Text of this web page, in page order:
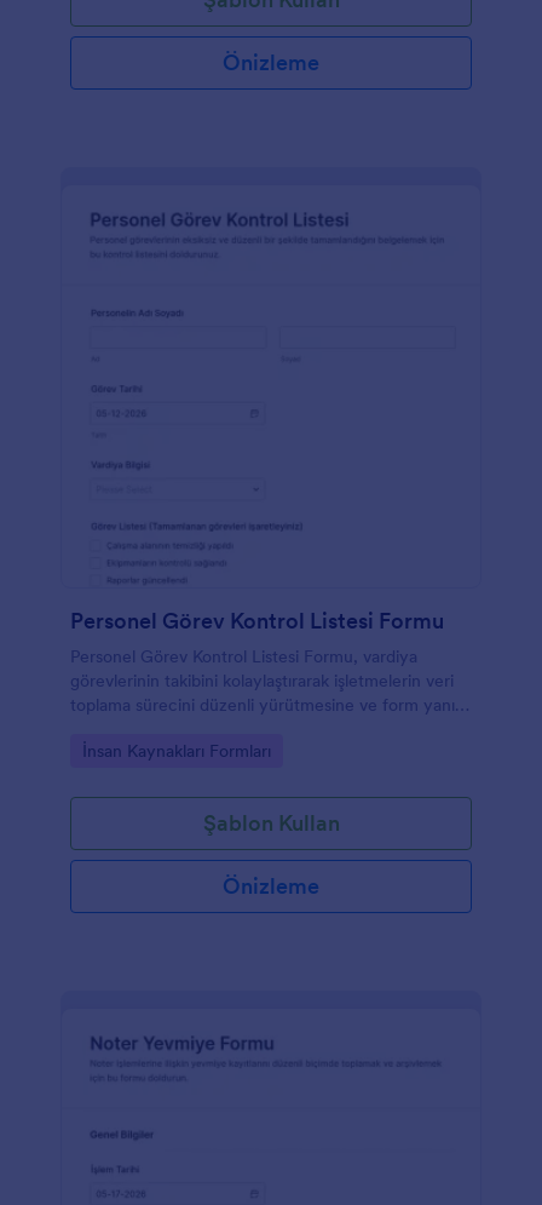
Önizleme
Personel Görev Kontrol Listesi Formu
Personel Görev Kontrol Listesi Formu, vardiya
görevlerinin takibini kolaylaştırarak işletmelerin veri
toplama sürecini düzenli yürütmesine ve form yanıtı
Go to Category:
İnsan Kaynakları Formları
Şablon Kullan
Önizleme